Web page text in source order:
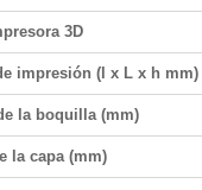
3D
impresión (l x L x h mm)
la boquilla (mm)
la capa (mm)